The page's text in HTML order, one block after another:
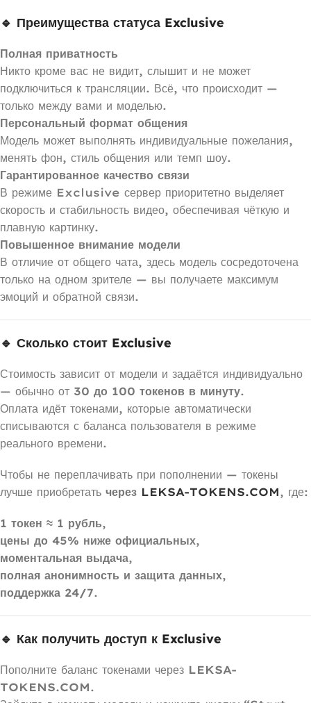
🔹 Преимущества статуса Exclusive
Полная приватность
Никто кроме вас не видит, слышит и не может
подключиться к трансляции. Всё, что происходит —
только между вами и моделью.
Персональный формат общения
Модель может выполнять индивидуальные пожелания,
менять фон, стиль общения или темп шоу.
Гарантированное качество связи
В режиме Exclusive сервер приоритетно выделяет
скорость и стабильность видео, обеспечивая чёткую и
плавную картинку.
Повышенное внимание модели
В отличие от общего чата, здесь модель сосредоточена
только на одном зрителе — вы получаете максимум
эмоций и обратной связи.
🔹 Сколько стоит Exclusive
Стоимость зависит от модели и задаётся индивидуально
— обычно от 30 до 100 токенов в минуту.
Оплата идёт токенами, которые автоматически
списываются с баланса пользователя в режиме
реального времени.
Чтобы не переплачивать при пополнении — токены
лучше приобретать через LEKSA-TOKENS.COM, где:
1 токен ≈ 1 рубль,
цены до 45% ниже официальных,
моментальная выдача,
полная анонимность и защита данных,
поддержка 24/7.
🔹 Как получить доступ к Exclusive
Пополните баланс токенами через LEKSA-
TOKENS.COM.